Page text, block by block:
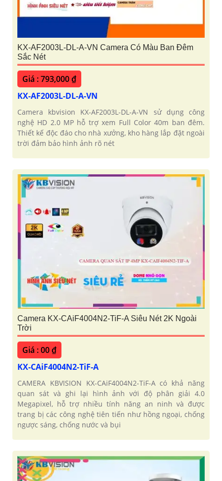
KX-AF2003L-DL-A-VN Camera Có Màu Ban Đêm
Sắc Nét
Giá : 793,000 ₫
KX-AF2003L-DL-A-VN
Camera kbvision KX-AF2003L-DL-A-VN sử dụng công
nghệ HD 2.0 MP hỗ trợ xem Full Color 40m ban đêm.
Thiết kế độc đáo cho nhà xưởng, kho hàng lắp đặt ngoài
trời đảm bảo hình ảnh rõ nét
Camera KX-CAiF4004N2-TiF-A Siêu Nét 2K Ngoài
Trời
Giá : 00 ₫
KX-CAiF4004N2-TiF-A
CAMERA KBVISION KX-CAiF4004N2-TiF-A có khả năng
quan sát và ghi lại hình ảnh với độ phân giải 4.0
Megapixel, hỗ trợ nhiều tính năng an ninh và được
trang bị các công nghệ tiên tiến như hồng ngoại, chống
ngược sáng, chống nước và bụi